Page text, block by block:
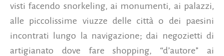
visti facendo snorkeling, ai monumenti, ai palazzi,
alle piccolissime viuzze delle città o dei paesini
incontrati lungo la navigazione; dai negozietti di
artigianato dove fare shopping, “d’autore” ai